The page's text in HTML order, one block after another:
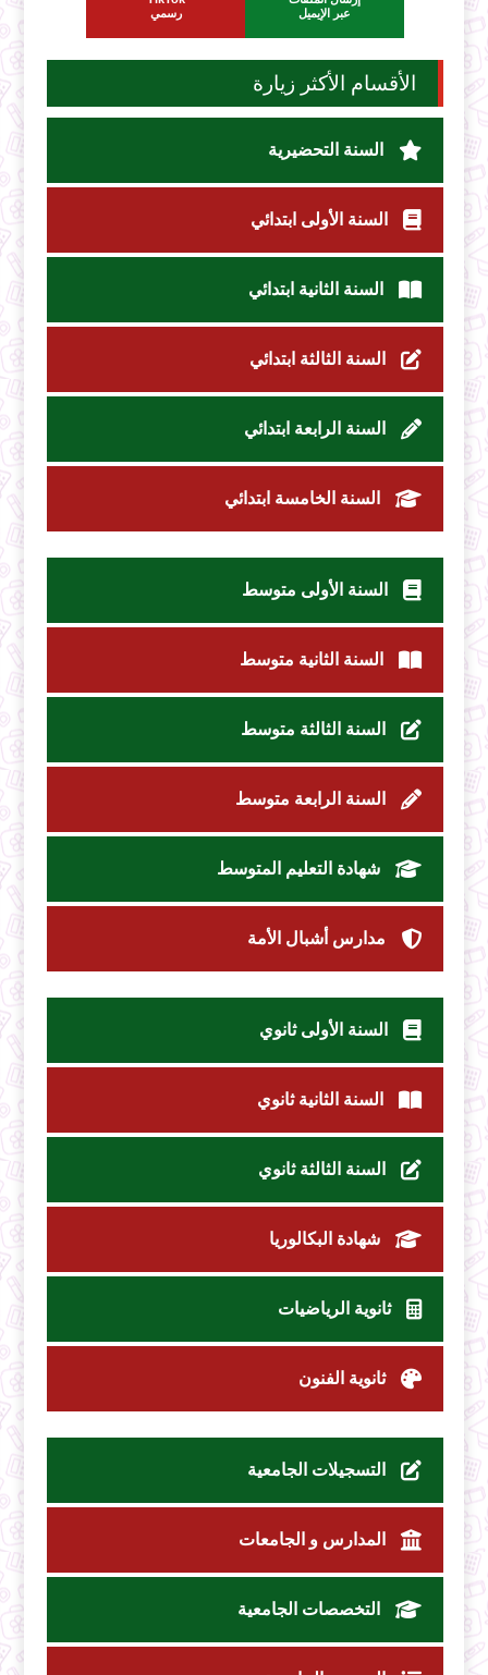
عبر الإيميل
رسمي
الأقسام الأكثر زيارة
السنة التحضيرية
السنة الأولى ابتدائي
السنة الثانية ابتدائي
السنة الثالثة ابتدائي
السنة الرابعة ابتدائي
السنة الخامسة ابتدائي
السنة الأولى متوسط
السنة الثانية متوسط
السنة الثالثة متوسط
السنة الرابعة متوسط
شهادة التعليم المتوسط
مدارس أشبال الأمة
السنة الأولى ثانوي
السنة الثانية ثانوي
السنة الثالثة ثانوي
شهادة البكالوريا
ثانوية الرياضيات
ثانوية الفنون
التسجيلات الجامعية
المدارس و الجامعات
التخصصات الجامعية